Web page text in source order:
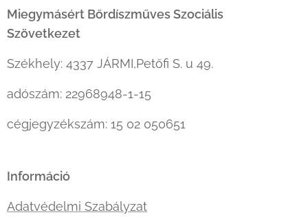
Miegymásért Bőrdíszműves Szociális
Szövetkezet
Székhely: 4337 JÁRMI,Petőfi S. u 49.
adószám: 22968948-1-15
cégjegyzékszám: 15 02 050651
Információ
Adatvédelmi Szabályzat